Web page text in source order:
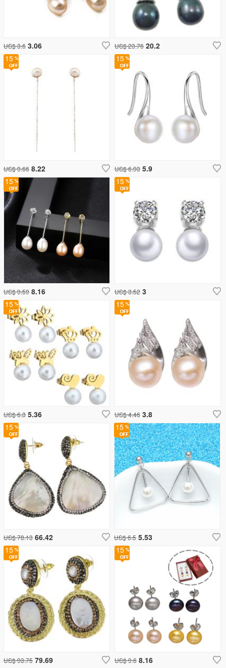
US$ 3.6 3.06 US$ 23.76 20.2
15
US$ 9.66 8.22
15
US$ 6.93 5.9
15
US$ 3.52 3
15
US$ 9.59 8.16
15
US$ 6.3 5.36
15
US$ 78.13 66.42
15
US$ 93.75 79.69
15
US$ 4.46 3.8
15
US$ 6.5 5.53
15
US$ 9.6 8.16